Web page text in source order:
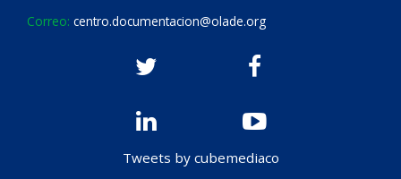
Correo: centro.documentacion@olade.org
Tweets by cubemediaco